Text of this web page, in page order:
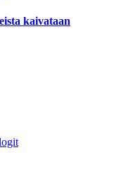
kaivataan